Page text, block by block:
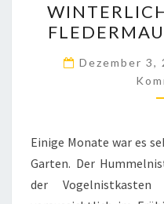
Dezember 3,
Einige Monate war es
Garten. Der
der